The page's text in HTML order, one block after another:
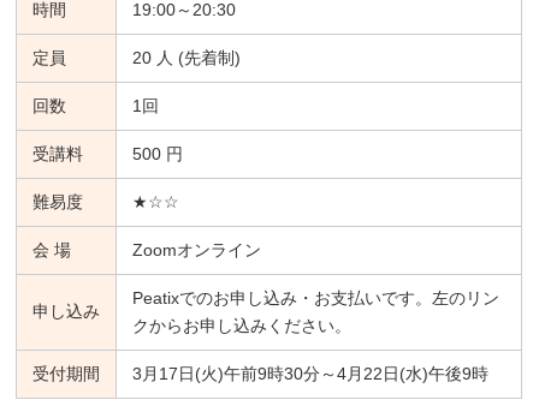
時間 19:00～20:30
定員 20 人 (先着制)
回数 1回
受講料 500 円
難易度 ★☆☆
会 場 Zoomオンライン
申し込み
Peatixでのお申し込み・お支払いです。左のリン
クからお申し込みください。
受付期間 3月17日(火)午前9時30分～4月22日(水)午後9時